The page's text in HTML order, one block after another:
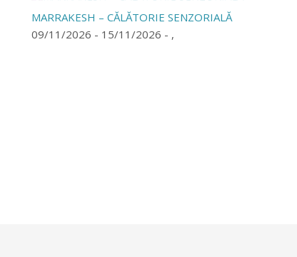
MARRAKESH – CĂLĂTORIE SENZORIALĂ
09/11/2026 - 15/11/2026 - ,